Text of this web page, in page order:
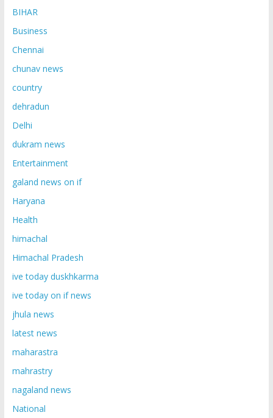
BIHAR
Business
Chennai
chunav news
country
dehradun
Delhi
dukram news
Entertainment
galand news on if
Haryana
Health
himachal
Himachal Pradesh
ive today duskhkarma
ive today on if news
jhula news
latest news
maharastra
mahrastry
nagaland news
National